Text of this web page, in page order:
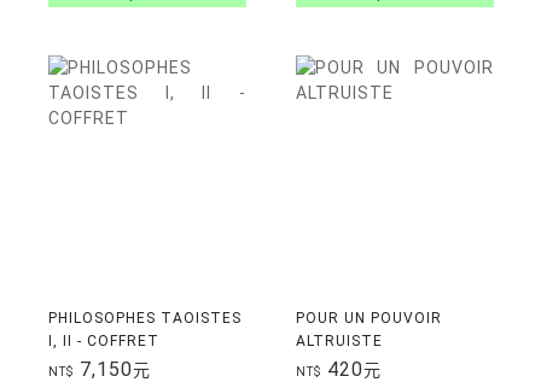
PHILOSOPHES TAOISTES
I, II - COFFRET
NT$ 7,150元
POUR UN POUVOIR
ALTRUISTE
NT$ 420元